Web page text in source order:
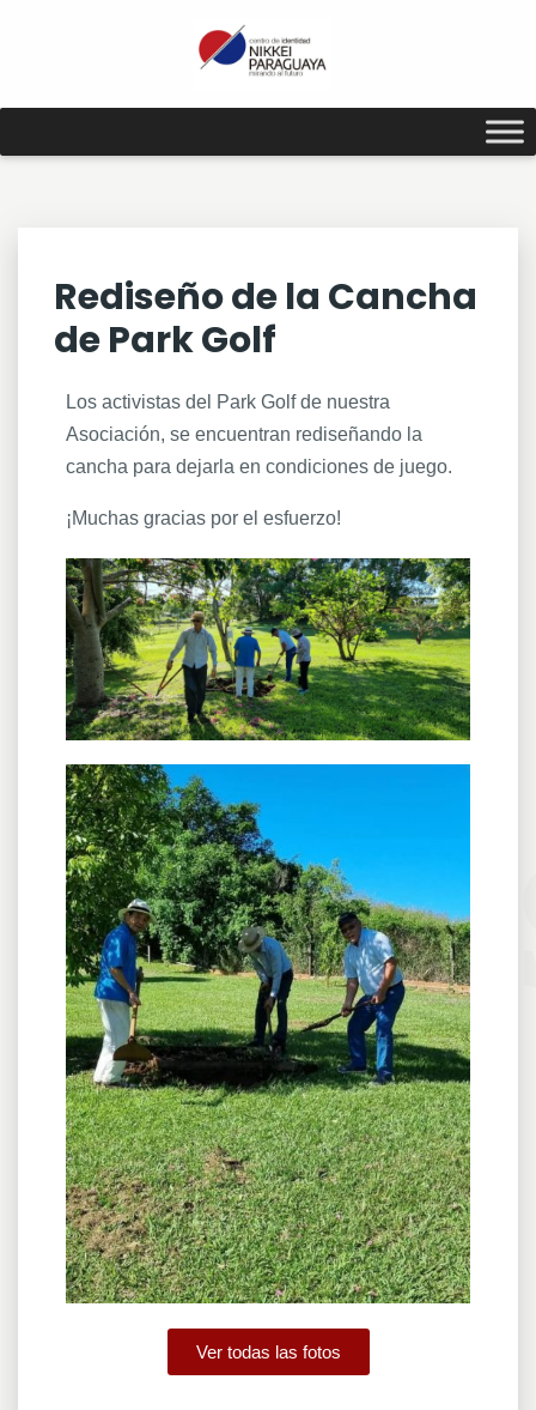
Rediseño de la Cancha
de Park Golf
Los activistas del Park Golf de nuestra
Asociación, se encuentran rediseñando la
cancha para dejarla en condiciones de juego.
¡Muchas gracias por el esfuerzo!
Ver todas las fotos